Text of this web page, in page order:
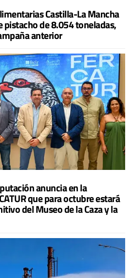
Castilla-La Mancha
pistacho de 8.054 toneladas,
anterior
anuncia en la
que para octubre estará
del Museo de la Caza y la